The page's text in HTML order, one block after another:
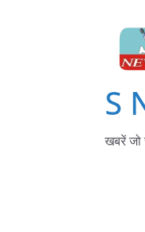
S
खबरें